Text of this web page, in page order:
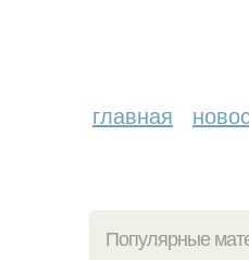
главная
Популярные